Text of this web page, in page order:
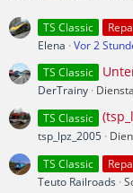
TS Classic
Elena Vor 2
TS Classic
DerTrainy
TS Classic
tsp_lpz_2005
TS Classic
Teuto Railroads